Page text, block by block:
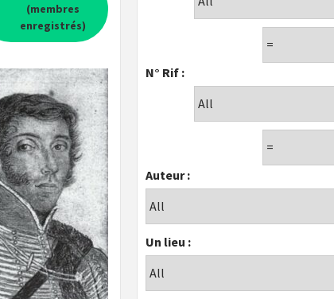
(membres
enregistrés)
N° Rif :
Auteur :
Un lieu :